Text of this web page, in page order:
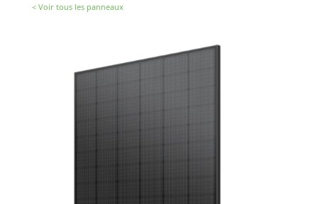
< Voir tous les panneaux